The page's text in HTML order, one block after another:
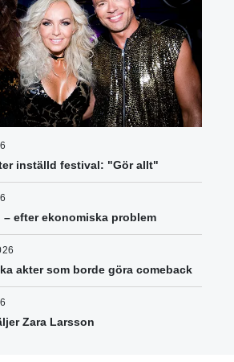
inställd festival: "Gör allt"
efter ekonomiska problem
akter som borde göra comeback
Zara Larsson